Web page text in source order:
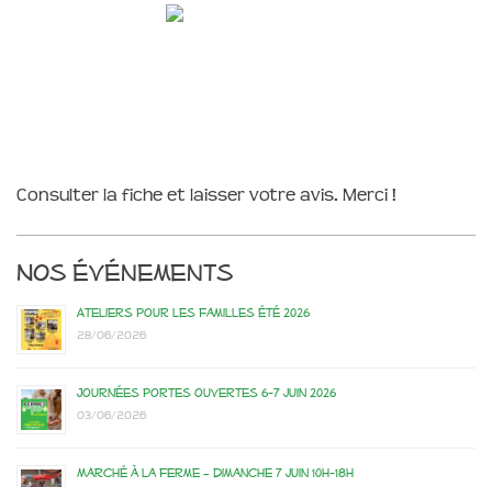
Consulter la fiche et laisser votre avis. Merci !
Nos événements
Ateliers pour les familles été 2026
28/06/2026
Journées portes ouvertes 6-7 juin 2026
03/06/2026
Marché à la ferme – dimanche 7 juin 10h-18h